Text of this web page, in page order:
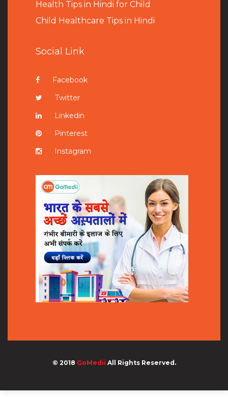
Health Tips in Hindi for Child
Child Healthcare Tips in Hindi
Social Link
Facebook
Twitter
Linkedin
Pinterest
Instagram
© 2018 GoMedii All Rights Reserved.